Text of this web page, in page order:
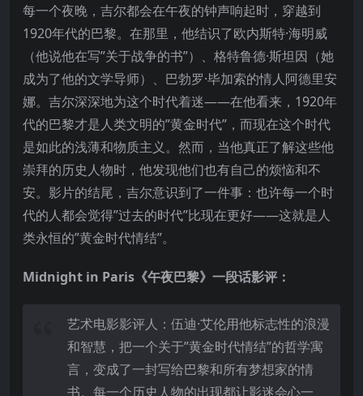
每一个夜晚，吉尔都会在午夜的钟声响起时，穿越到
1920年代的巴黎。在那里，他结识了欧内斯特·海明威
（他说他在写”关于战争的书”）、格特鲁德·斯坦因（她
成为了他的文学导师）、巴勃罗·毕加索的情人阿德里安
娜。吉尔深深地为这个时代着迷——在他看来，1920年
代的巴黎才是人类文明的”黄金时代”，而现在这个时代
是如此的浅薄和物质主义。然而，当他真正了解这些他
崇拜的历史人物时，他发现他们也有自己的烦恼和不
安。影片的结尾，吉尔意识到了一件事：也许每一个时
代的人都会觉得”过去的时代”比现在更好——这就是人
类永恒的”黄金时代情结”。
Midnight in Paris《午夜巴黎》一段话影评：
艺术电影影评人：伍迪·艾伦用他标志性的浪漫
和智慧，把一个关于”黄金时代情结”的哲学寓
言，变成了一封写给巴黎和所有梦想家的情
书。每一个历史人物的出现都让影迷会心一